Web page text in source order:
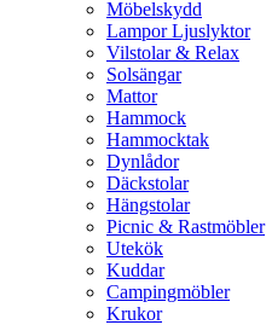
Möbelskydd
Lampor Ljuslyktor
Vilstolar & Relax
Solsängar
Mattor
Hammock
Hammocktak
Dynlådor
Däckstolar
Hängstolar
Picnic & Rastmöbler
Utekök
Kuddar
Campingmöbler
Krukor